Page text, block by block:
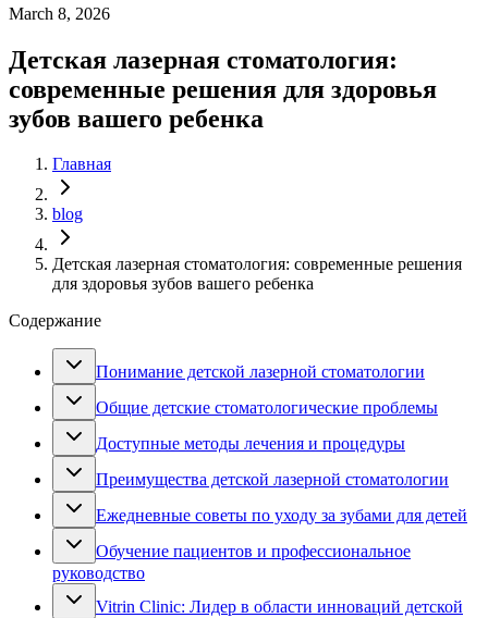
March 8, 2026
Детская лазерная стоматология:
современные решения для здоровья
зубов вашего ребенка
Главная
blog
Детская лазерная стоматология: современные решения
для здоровья зубов вашего ребенка
Содержание
Понимание детской лазерной стоматологии
Общие детские стоматологические проблемы
Доступные методы лечения и процедуры
Преимущества детской лазерной стоматологии
Ежедневные советы по уходу за зубами для детей
Обучение пациентов и профессиональное
руководство
Vitrin Clinic: Лидер в области инноваций детской